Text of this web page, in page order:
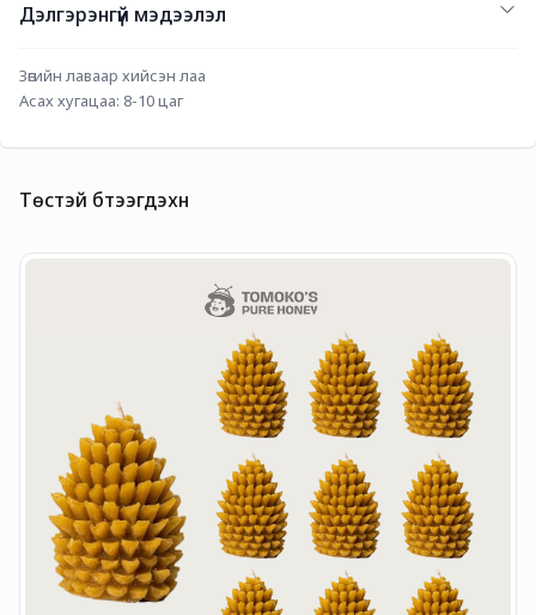
Дэлгэрэнгүй мэдээлэл
Зөгийн лаваар хийсэн лаа
Асах хугацаа: 8-10 цаг
Төстэй бүтээгдэхүүн